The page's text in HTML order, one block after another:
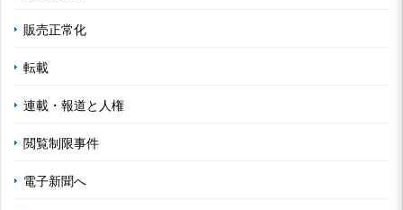
販売正常化
転載
連載・報道と人権
閲覧制限事件
電子新聞へ